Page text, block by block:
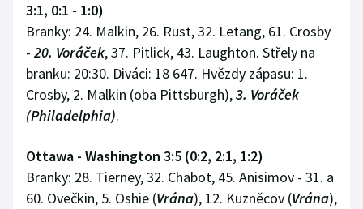
3:1, 0:1 - 1:0)
Branky: 24. Malkin, 26. Rust, 32. Letang, 61. Crosby
-20. Voráček, 37. Pitlick, 43. Laughton. Střely na
branku: 20:30. Diváci: 18 647. Hvězdy zápasu: 1.
Crosby, 2. Malkin (oba Pittsburgh),3. Voráček
(Philadelphia).
Ottawa - Washington 3:5 (0:2, 2:1, 1:2)
Branky: 28. Tierney, 32. Chabot, 45. Anisimov - 31. a
60. Ovečkin, 5. Oshie (Vrána), 12. Kuzněcov (Vrána),